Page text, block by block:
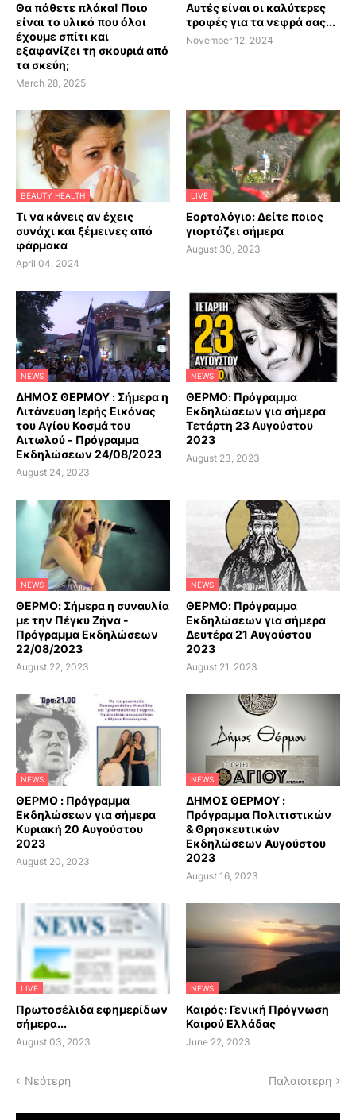
Θα πάθετε πλάκα! Ποιο
είναι το υλικό που όλοι
έχουμε σπίτι και
εξαφανίζει τη σκουριά από
τα σκεύη;
March 28, 2025
Αυτές είναι οι καλύτερες
τροφές για τα νεφρά σας...
November 12, 2024
BEAUTY HEALTH
Τι να κάνεις αν έχεις
συνάχι και ξέμεινες από
φάρμακα
April 04, 2024
LIVE
Εορτολόγιο: Δείτε ποιος
γιορτάζει σήμερα
August 30, 2023
NEWS
ΔΗΜΟΣ ΘΕΡΜΟΥ : Σήμερα η
Λιτάνευση Ιερής Εικόνας
του Αγίου Κοσμά του
Αιτωλού - Πρόγραμμα
Εκδηλώσεων 24/08/2023
August 24, 2023
NEWS
ΘΕΡΜΟ: Πρόγραμμα
Εκδηλώσεων για σήμερα
Τετάρτη 23 Αυγούστου
2023
August 23, 2023
NEWS
ΘΕΡΜΟ: Σήμερα η συναυλία
με την Πέγκυ Ζήνα -
Πρόγραμμα Εκδηλώσεων
22/08/2023
August 22, 2023
NEWS
ΘΕΡΜΟ: Πρόγραμμα
Εκδηλώσεων για σήμερα
Δευτέρα 21 Αυγούστου
2023
August 21, 2023
NEWS
ΘΕΡΜΟ : Πρόγραμμα
Εκδηλώσεων για σήμερα
Κυριακή 20 Αυγούστου
2023
August 20, 2023
NEWS
ΔΗΜΟΣ ΘΕΡΜΟΥ :
Πρόγραμμα Πολιτιστικών
& Θρησκευτικών
Εκδηλώσεων Αυγούστου
2023
August 16, 2023
LIVE
Πρωτοσέλιδα εφημερίδων
σήμερα...
August 03, 2023
NEWS
Καιρός: Γενική Πρόγνωση
Καιρού Ελλάδας
June 22, 2023
Νεότερη Παλαιότερη